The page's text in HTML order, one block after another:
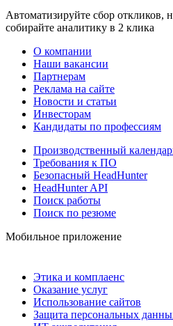
Автоматизируйте сбор откликов,
собирайте аналитику в 2 клика
О компании
Наши вакансии
Партнерам
Реклама на сайте
Новости и статьи
Инвесторам
Кандидаты по профессиям
Производственный
Требования к ПО
Безопасный HeadHunter
HeadHunter API
Поиск работы
Поиск по резюме
Мобильное приложение
Этика и комплаенс
Оказание услуг
Использование сайтов
Защита персональных